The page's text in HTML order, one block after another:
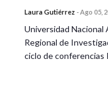
Laura Gutiérrez -Ago 05,
Universidad
Regional de
ciclo de conferencias